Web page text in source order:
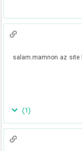
salam.mamnon az site
(
1
)